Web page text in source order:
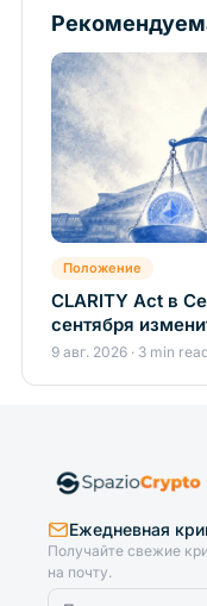
Положение
CLARITY Act в
сентября
9 авг. 2026 · 3 min
Ежедневная
Получайте свежие
на почту.